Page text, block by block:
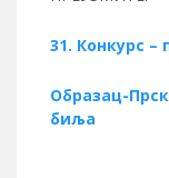
31. Конкурс –
Образац-
биља